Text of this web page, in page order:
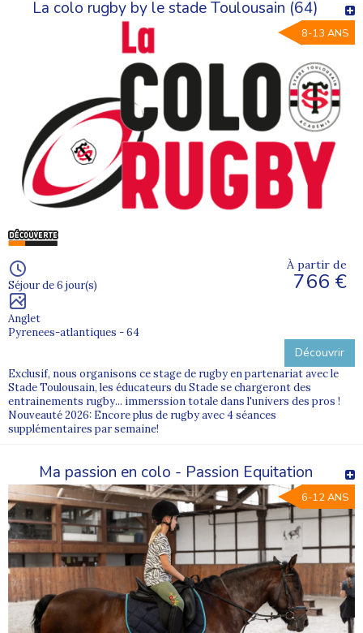
La colo rugby by le stade Toulousain (64)
8-13 ANS
Séjour de 6 jour(s)
Anglet
Pyrenees-atlantiques - 64
À partir de
766 €
Découvrir
Exclusif, nous organisons ce stage de rugby en partenariat avec le
Stade Toulousain, les éducateurs du Stade se chargeront des
entrainements rugby... immerssion totale dans l'univers des pros !
Nouveauté 2026: Encore plus de rugby avec 4 séances
supplémentaires par semaine!
Ma passion en colo - Passion Equitation
6-12 ANS